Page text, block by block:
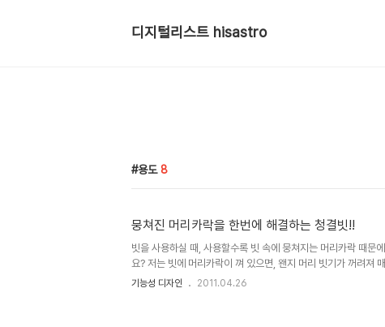
디지털리스트 hisastro
용도 8
뭉쳐진 머리카락을 한번에 해결하는 청결빗!!
빗을 사용하실 때, 사용할수록 빗 속에 뭉쳐지는 머리카락 때문
요? 저는 빗에 머리카락이 껴 있으면, 왠지 머리 빗기가 꺼려져
합니다. 그러다 보니 가끔은 그게 불편하다고 느껴지기도 하고 그
기능성 디자인 2011.04.26